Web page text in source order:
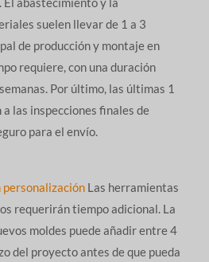
suelen llevar de 1 a 3
de producción y montaje en
requiere, con una duración
Por último, las últimas 1
a las inspecciones finales de
para el envío.
Las herramientas
requerirán tiempo adicional. La
moldes puede añadir entre 4
del proyecto antes de que pueda